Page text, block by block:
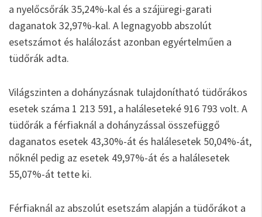
a nyelőcsőrák 35,24%-kal és a szájüregi-garati
daganatok 32,97%-kal. A legnagyobb abszolút
esetszámot és halálozást azonban egyértelműen a
tüdőrák adta.
Világszinten a dohányzásnak tulajdonítható tüdőrákos
esetek száma 1 213 591, a haláleseteké 916 793 volt. A
tüdőrák a férfiaknál a dohányzással összefüggő
daganatos esetek 43,30%-át és halálesetek 50,04%-át,
nőknél pedig az esetek 49,97%-át és a halálesetek
55,07%-át tette ki.
Férfiaknál az abszolút esetszám alapján a tüdőrákot a